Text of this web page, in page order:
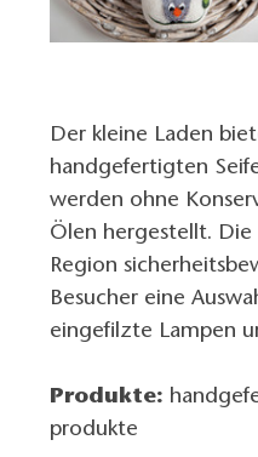
Der kleine Laden
handgefertigten
werden ohne
Ölen hergestellt. Die
Region
Besucher eine
eingefilzte Lampen
Produkte:
produkte